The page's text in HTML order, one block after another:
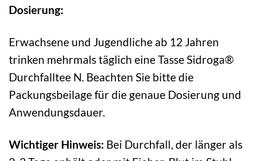
Dosierung:
Erwachsene und Jugendliche ab 12 Jahren
trinken mehrmals täglich eine Tasse Sidroga®
Durchfalltee N. Beachten Sie bitte die
Packungsbeilage für die genaue Dosierung und
Anwendungsdauer.
Wichtiger Hinweis: Bei Durchfall, der länger als